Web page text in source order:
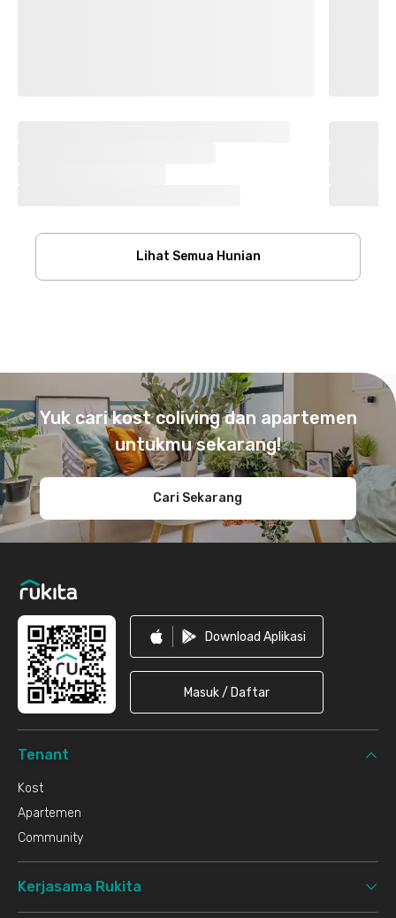
Lihat Semua Hunian
Yuk cari kost coliving dan apartemen
untukmu sekarang!
Cari Sekarang
Download Aplikasi
Masuk / Daftar
Tenant
Kost
Apartemen
Community
Kerjasama Rukita